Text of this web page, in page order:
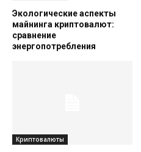
Экологические аспекты
майнинга криптовалют:
сравнение
энергопотребления
Криптовалюты